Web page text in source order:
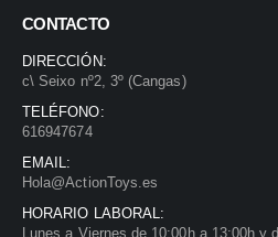
CONTACTO
DIRECCIÓN:
c\ Seixo nº2, 3º (Cangas)
TELÉFONO:
616947674
EMAIL:
Hola@ActionToys.es
HORARIO LABORAL:
Lunes a Viernes de 10:00h a 13:00h y